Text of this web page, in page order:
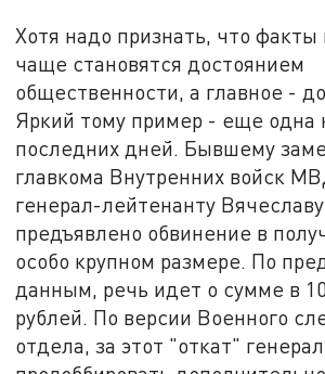
Хотя надо признать, что факты
чаще становятся достоянием
общественности, а главное -
Яркий тому пример - еще одна
последних дней. Бывшему
главкома Внутренних войск
генерал-лейтенанту
предъявлено обвинение в
особо крупном размере. По
данным, речь идет о сумме в
рублей. По версии Военного
отдела, за этот "откат"